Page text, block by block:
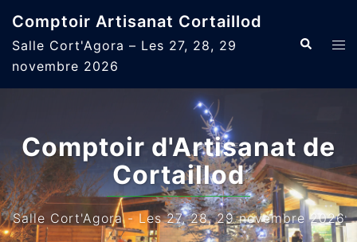
contenu
Comptoir Artisanat Cortaillod
Salle Cort'Agora – Les 27, 28, 29
novembre 2026
Comptoir d'Artisanat de
Cortaillod
Salle Cort'Agora - Les 27, 28, 29 novembre 2026